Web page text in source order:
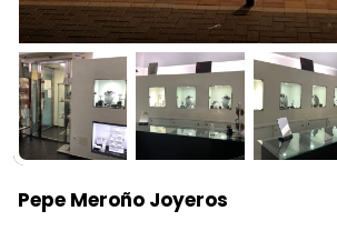
Pepe Meroño Joyeros